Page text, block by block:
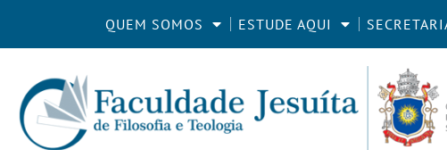
QUEM SOMOS ESTUDE AQUI